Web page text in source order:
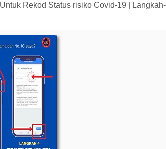
Untuk Rekod Status risiko Covid-19 | Langkah-